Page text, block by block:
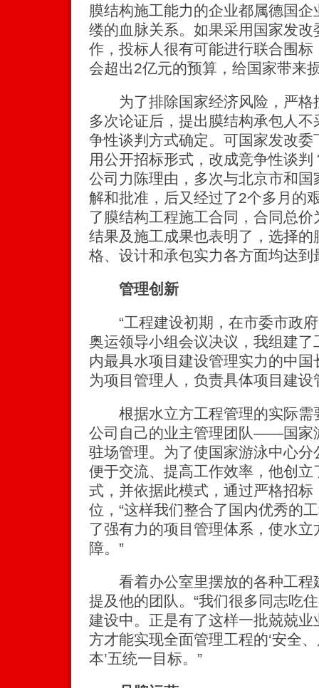
膜结构施工能力的企业都属德国
缕的血脉关系。如果采用国家发
作，投标人很有可能进行联合围
会超出2亿元的预算，给国家带来
为了排除国家经济风险，严格
多次论证后，提出膜结构承包人
争性谈判方式确定。可国家发改
用公开招标形式，改成竞争性谈
公司力陈理由，多次与北京市和
解和批准，后又经过了2个多月的
了膜结构工程施工合同，合同总
结果及施工成果也表明了，选择
格、设计和承包实力各方面均达到
管理创新
“工程建设初期，在市委市政府
奥运领导小组会议决议，我组建
内最具水项目建设管理实力的中
为项目管理人，负责具体项目建设
根据水立方工程管理的实际需
公司自己的业主管理团队——国家
驻场管理。为了使国家游泳中心
便于交流、提高工作效率，他创立
式，并依据此模式，通过严格招
位，“这样我们整合了国内优秀的
了强有力的项目管理体系，使水
障。”
看着办公室里摆放的各种工程
提及他的团队。“我们很多同志吃
建设中。正是有了这样一批兢兢
方才能实现全面管理工程的‘安全
本’五统一目标。”